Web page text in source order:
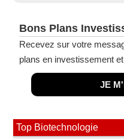
Bons Plans
Recevez sur votre
plans en investissement
JE
Top Biotechnologie